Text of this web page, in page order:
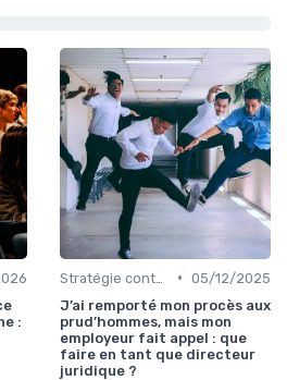
:
• 05/12/2025
J’ai remporté mon procès aux
prud’hommes, mais mon
employeur fait appel : que
faire en tant que directeur
juridique ?